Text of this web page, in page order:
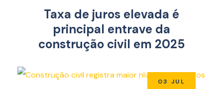
Taxa de juros elevada é
principal entrave da
construção civil em 2025
03 JUL